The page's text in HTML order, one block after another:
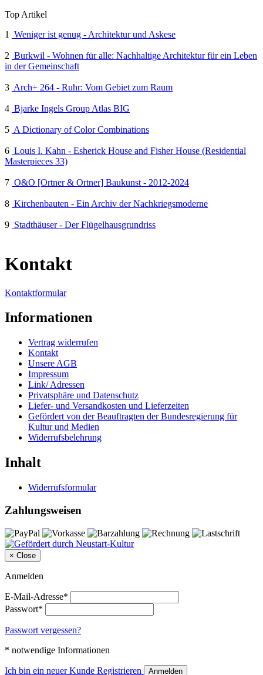
Top Artikel
1
Weniger ist genug - Architektur und Askese
2 Burkwil - Wohnen für alle: Nachhaltige Architektur für ein Leben
in der Gemeinschaft
3 Arch+ 264 - Ruhr: Vom Gebiet zum Raum
4 Bjarke Ingels Group Atlas BIG
5 A Dictionary of Color Combinations
6 Louis I. Kahn - Esherick House and Fisher House (Residential
Masterpieces 33)
7 O&O [Ortner & Ortner] Baukunst - 2012-2024
8 Kirchenbauten - Ein Archiv der Nachkriegsmoderne
9 Stadthäuser - Der Flügelhausgrundriss
Kontakt
Kontaktformular
Informationen
Vertrag widerrufen
Kontakt
Unsere AGB
Impressum
Link/ Adressen
Privatsphäre und Datenschutz
Liefer- und Versandkosten und Lieferzeiten
Gefördert von der Beauftragten der Bundesregierung für
Kultur und Medien
Widerrufsbelehrung
Inhalt
Widerrufsformular
Zahlungsweisen
× Close
Anmelden
E-Mail-Adresse*
Passwort*
Passwort vergessen?
* notwendige Informationen
Ich bin ein neuer Kunde Registrieren Anmelden